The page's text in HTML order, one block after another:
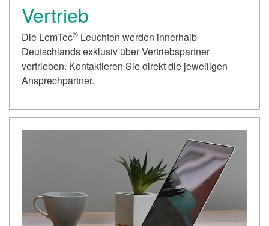
Vertrieb
Die LemTec® Leuchten werden innerhalb
Deutschlands exklusiv über Vertriebspartner
vertrieben. Kontaktieren Sie direkt die jeweiligen
Ansprechpartner.